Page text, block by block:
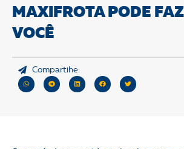
MAXIFROTA PODE
VOCÊ
Compartihe: